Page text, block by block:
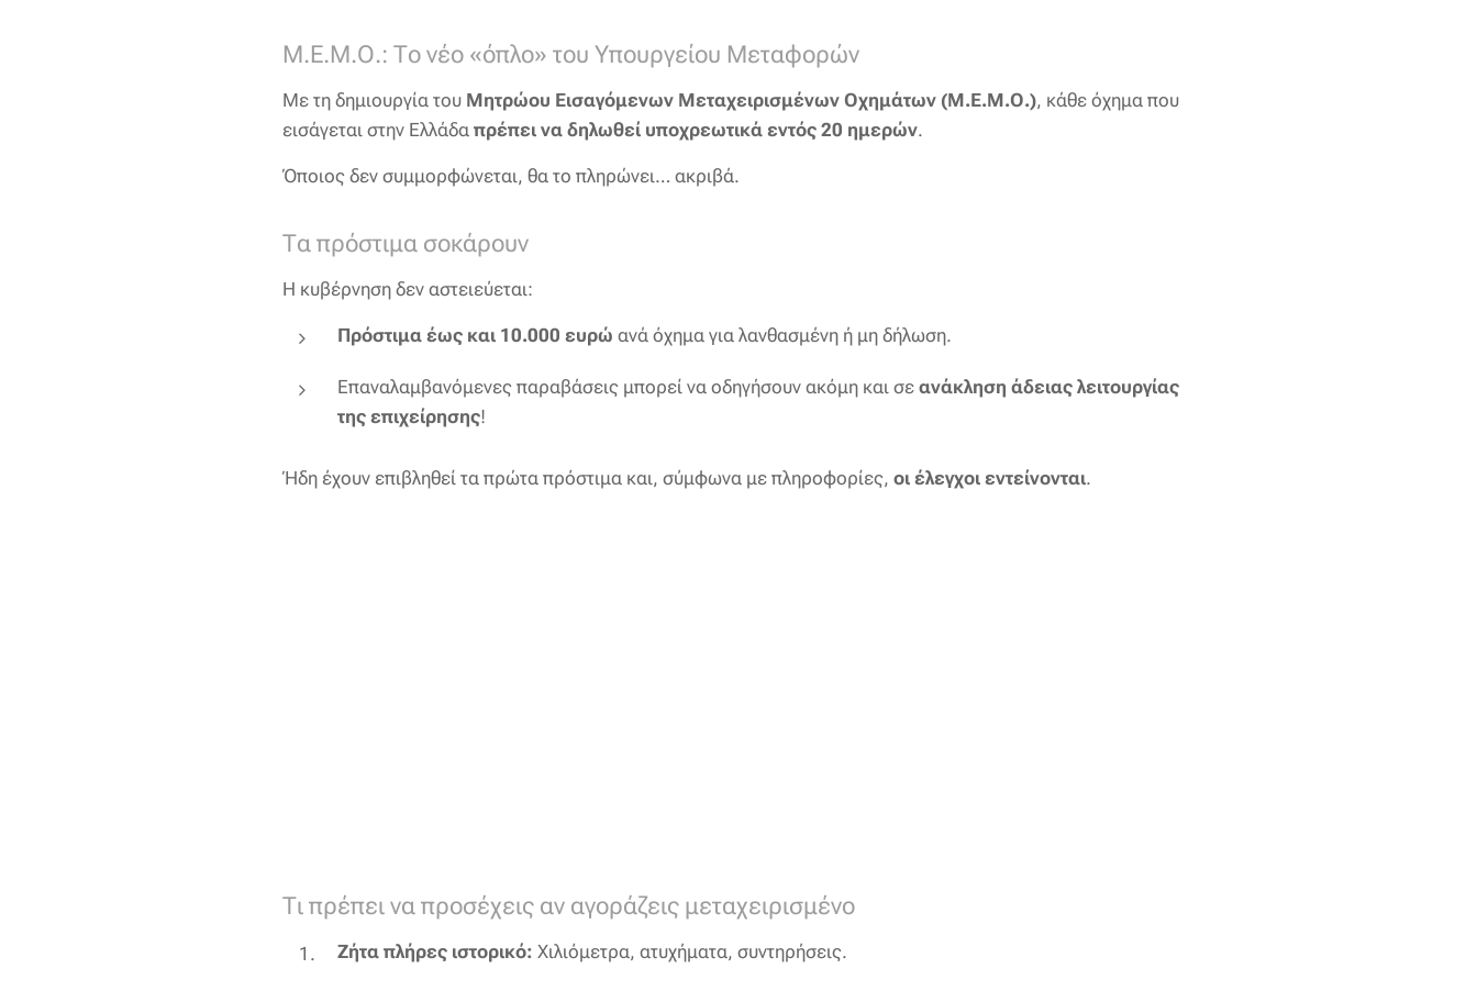
Μ.Ε.Μ.Ο.: Το νέο «όπλο» του Υπουργείου Μεταφορών
Με τη δημιουργία του Μητρώου Εισαγόμενων Μεταχειρισμένων Οχημάτων (Μ.Ε.Μ.Ο.), κάθε όχημα που
εισάγεται στην Ελλάδα πρέπει να δηλωθεί υποχρεωτικά εντός 20 ημερών.
Όποιος δεν συμμορφώνεται, θα το πληρώνει… ακριβά.
Τα πρόστιμα σοκάρουν
Η κυβέρνηση δεν αστειεύεται:
Πρόστιμα έως και 10.000 ευρώ ανά όχημα για λανθασμένη ή μη δήλωση.
Επαναλαμβανόμενες παραβάσεις μπορεί να οδηγήσουν ακόμη και σε ανάκληση άδειας λειτουργίας
της επιχείρησης!
Ήδη έχουν επιβληθεί τα πρώτα πρόστιμα και, σύμφωνα με πληροφορίες, οι έλεγχοι εντείνονται.
Τι πρέπει να προσέχεις αν αγοράζεις μεταχειρισμένο
Ζήτα πλήρες ιστορικό: Χιλιόμετρα, ατυχήματα, συντηρήσεις.